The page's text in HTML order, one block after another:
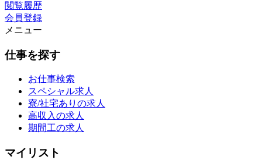
閲覧履歴
会員登録
メニュー
仕事を探す
お仕事検索
スペシャル求人
寮/社宅ありの求人
高収入の求人
期間工の求人
マイリスト